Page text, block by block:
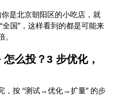
你是北京朝阳区的小吃店，就
“全国” ，这样看到的都是可能来
。
怎么投？3 步优化，
，按 “测试→优化→扩量” 的步